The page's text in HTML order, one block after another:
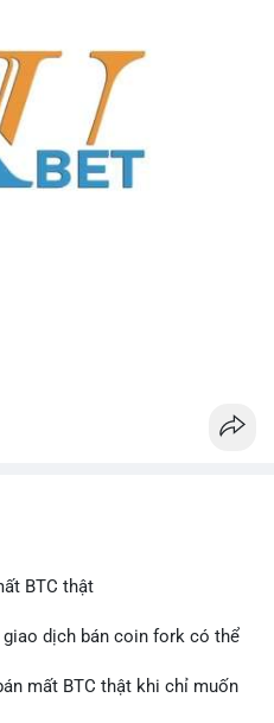
BTC thật
dịch bán coin fork có thể
mất BTC thật khi chỉ muốn